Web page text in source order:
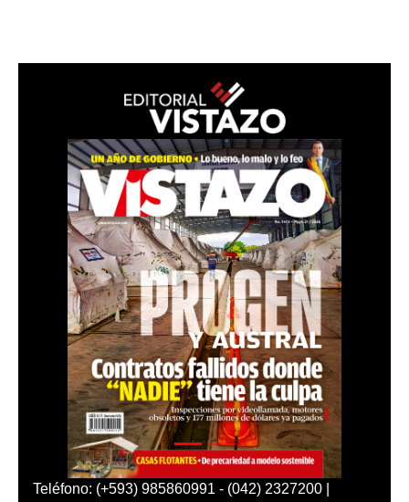
Teléfono: (+593) 985860991 - (042) 2327200 |